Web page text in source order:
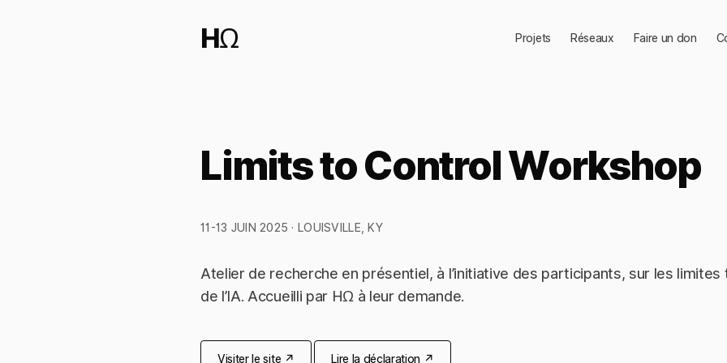
HΩ Projets Réseaux Faire un don
Limits to Control Workshop
11-13 JUIN 2025 · LOUISVILLE, KY
Atelier de recherche en présentiel, à l’initiative des participants, sur les
de l’IA. Accueilli par HΩ à leur demande.
Visiter le site ↗ Lire la déclaration ↗